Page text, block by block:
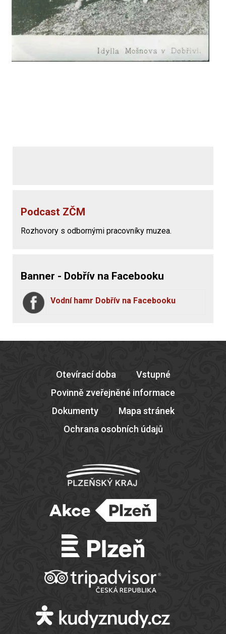
Podcast ZČM
Rozhovory s odbornými pracovníky muzea.
Banner - Dobřív na Facebooku
Vodní hamr Dobřív na Facebooku
Otevírací doba
Vstupné
Povinně zveřejněné informace
Dokumenty
Mapa stránek
Ochrana osobních údajů